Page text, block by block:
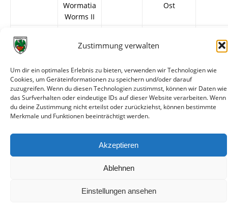
Zustimmung verwalten
Um dir ein optimales Erlebnis zu bieten, verwenden wir Technologien wie
Cookies, um Geräteinformationen zu speichern und/oder darauf
zuzugreifen. Wenn du diesen Technologien zustimmst, können wir Daten wie
das Surfverhalten oder eindeutige IDs auf dieser Website verarbeiten. Wenn
du deine Zustimmung nicht erteilst oder zurückziehst, können bestimmte
Merkmale und Funktionen beeinträchtigt werden.
Akzeptieren
Ablehnen
Einstellungen ansehen
Wormatia
Worms II
Ost
Worms II
Altrip
Südwest-
20.10.1991
TuS
Altrip -
Wormatia
Worms II
3:0
Landesliga
Südwest-
Ost